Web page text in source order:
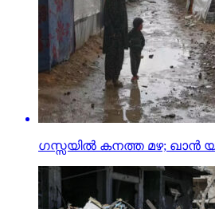
ഗസ്സയില്‍ കനത്ത മഴ; ഖാന്‍